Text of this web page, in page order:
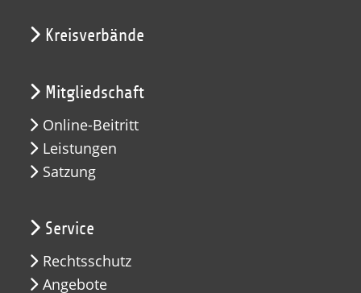
Kreisverbände
Mitgliedschaft
Online-Beitritt
Leistungen
Satzung
Service
Rechtsschutz
Angebote